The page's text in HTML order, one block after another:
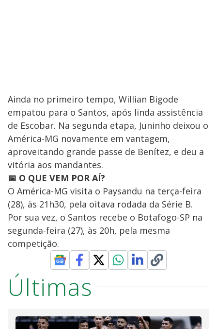
Ainda no primeiro tempo, Willian Bigode
empatou para o Santos, após linda assistência
de Escobar. Na segunda etapa, Juninho deixou o
América-MG novamente em vantagem,
aproveitando grande passe de Benítez, e deu a
vitória aos mandantes.
📅 O QUE VEM POR AÍ?
O América-MG visita o Paysandu na terça-feira
(28), às 21h30, pela oitava rodada da Série B.
Por sua vez, o Santos recebe o Botafogo-SP na
segunda-feira (27), às 20h, pela mesma
competição.
Últimas